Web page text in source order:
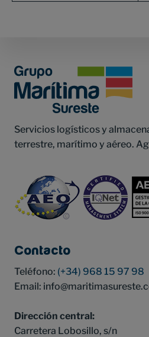
Footer
Servicios logísticos y
terrestre, marítimo y aéreo.
Contacto
Teléfono: (+34) 968 15 97 98
Email: info
Dirección central:
Carretera Lobosillo, s/n